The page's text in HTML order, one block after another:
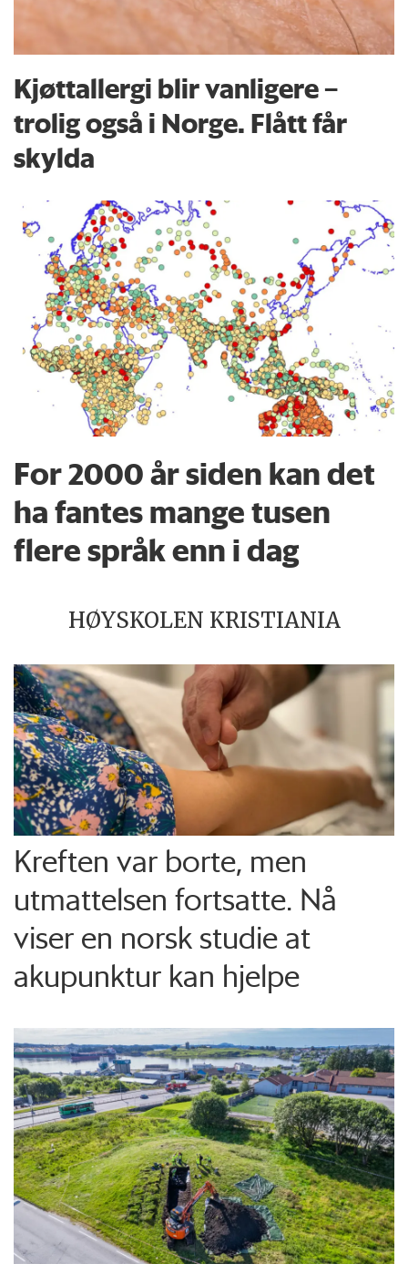
Kjøttallergi blir vanligere –
trolig også i Norge. Flått får
skylda
For 2000 år siden kan det
ha fantes mange tusen
flere språk enn i dag
HØYSKOLEN KRISTIANIA
Kreften var borte, men
utmattelsen fortsatte. Nå
viser en norsk studie at
akupunktur kan hjelpe